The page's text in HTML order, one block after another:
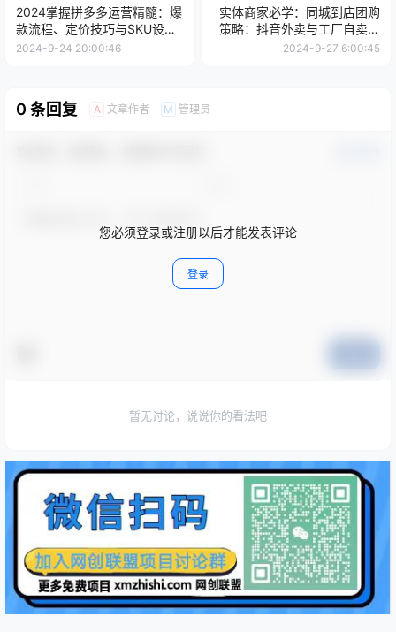
2024掌握拼多多运营精髓：爆
款流程、定价技巧与SKU设计
实战课
2024-9-24 20:00:46
实体商家必学：同城到店团购
策略：抖音外卖与工厂自卖运
营技巧
2024-9-27 6:00:45
0 条回复 A 文章作者 M 管理员
您必须登录或注册以后才能发表评论
登录
暂无讨论，说说你的看法吧